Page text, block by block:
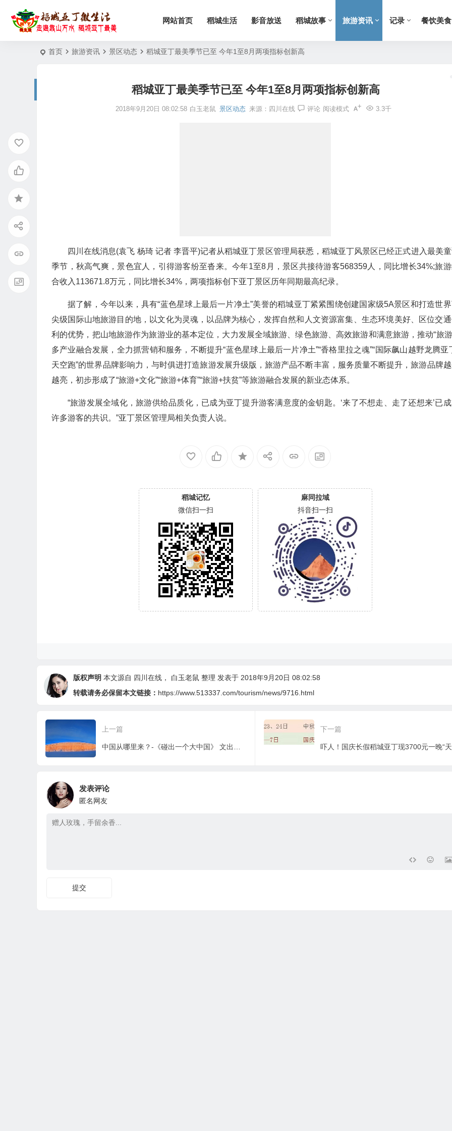
网站首页 稻城生活 影音放送 稻城故事 旅游资讯 记录 餐饮美食
首页 旅游资讯 景区动态 稻城亚丁最美季节已至 今年1至8月两项指标创新高
稻城亚丁最美季节已至 今年1至8月两项指标创新高
2018年9月20日 08:02:58 白玉老鼠 景区动态 来源： 四川在线 评论 3.3千
阅读模式
四川在线消息(袁飞 杨琦 记者 李晋平)记者从稻城亚丁景区管理局获悉，稻城亚丁风景区已经正式进入最美
季节，秋高气爽，景色宜人，引得游客纷至沓来。今年1至8月，景区共接待游客568359人，同比增长34%;旅
合收入113671.8万元，同比增长34%，两项指标创下亚丁景区历年同期最高纪录。
据了解，今年以来，具有“蓝色星球上最后一片净土”美誉的稻城亚丁紧紧围绕创建国家级5A景区和打造世
尖级国际山地旅游目的地，以文化为灵魂，以品牌为核心，发挥自然和人文资源富集、生态环境美好、区位交
利的优势，把山地旅游作为旅游业的基本定位，大力发展全域旅游、绿色旅游、高效旅游和满意旅游，推动“旅游
多产业融合发展，全力抓营销和服务，不断提升“蓝色星球上最后一片净土”“香格里拉之魂”“国际飙山越野龙腾亚
天空跑”的世界品牌影响力，与时俱进打造旅游发展升级版，旅游产品不断丰富，服务质量不断提升，旅游品牌
越亮，初步形成了“旅游+文化”“旅游+体育”“旅游+扶贫”等旅游融合发展的新业态体系。
“旅游发展全域化，旅游供给品质化，已成为亚丁提升游客满意度的金钥匙。‘来了不想走、走了还想来’已
许多游客的共识。”亚丁景区管理局相关负责人说。
稻城记忆
微信扫一扫
麻同拉域
抖音扫一扫
版权声明 本文源自 四川在线 ， 白玉老鼠 整理 发表于 2018年9月20日 08:02:58
转载请务必保留本文链接： https://www.513337.com/tourism/news/9716.html
上一篇 下一篇
发表评论
匿名网友
提交